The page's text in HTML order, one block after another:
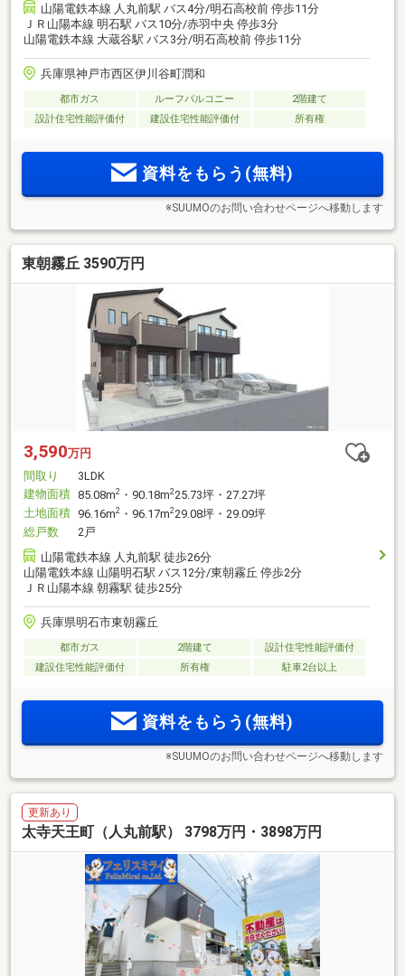
山陽電鉄本線 人丸前駅 バス4分/明石高校前 停歩11分
ＪＲ山陽本線 明石駅 バス10分/赤羽中央 停歩3分
山陽電鉄本線 大蔵谷駅 バス3分/明石高校前 停歩11分
兵庫県神戸市西区伊川谷町潤和
都市ガス ルーフバルコニー
2階建て
設計住宅性能評価付
建設住宅性能評価付 所有権
資料をもらう(無料)
※SUUMOのお問い合わせページへ移動します
東朝霧丘 3590万円
3,590万円
間取り
3LDK
建物面積 85.08m2 ・90.18m225.73坪・27.27坪
土地面積 96.16m2 ・96.17m229.08坪・29.09坪
総戸数
2戸
山陽電鉄本線 人丸前駅 徒歩26分
山陽電鉄本線 山陽明石駅 バス12分/東朝霧丘 停歩2分
ＪＲ山陽本線 朝霧駅 徒歩25分
兵庫県明石市東朝霧丘
都市ガス 2階建て
設計住宅性能評価付
建設住宅性能評価付
所有権 駐車2台以上
資料をもらう(無料)
※SUUMOのお問い合わせページへ移動します
更新あり
太寺天王町（人丸前駅） 3798万円・3898万円